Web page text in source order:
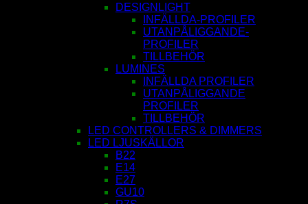
DESIGNLIGHT
INFÄLLDA-PROFILER
UTANPÅLIGGANDE-
PROFILER
TILLBEHÖR
LUMINES
INFÄLLDA PROFILER
UTANPÅLIGGANDE
PROFILER
TILLBEHÖR
LED CONTROLLERS & DIMMERS
LED LJUSKÄLLOR
B22
E14
E27
GU10